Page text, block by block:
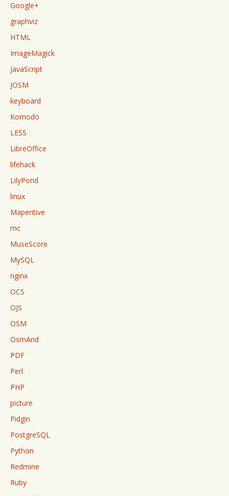
Google+
graphviz
HTML
ImageMagick
JavaScript
JOSM
keyboard
Komodo
LESS
LibreOffice
lifehack
LilyPond
linux
Maperitive
mc
MuseScore
MySQL
nginx
OCS
OJS
OSM
OsmAnd
PDF
Perl
PHP
picture
Pidgin
PostgreSQL
Python
Redmine
Ruby